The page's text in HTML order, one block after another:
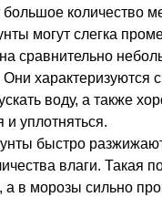
большое количество
могут слегка
сравнительно
характеризуются
воду, а также
и уплотняться.
быстро
влаги. Такая
а в морозы сильно